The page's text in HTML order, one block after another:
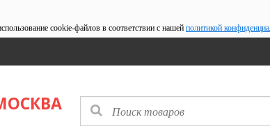
cookie-файлов в соответствии с нашей политикой